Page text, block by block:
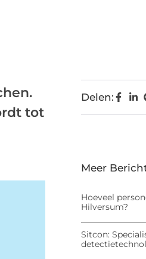
tot
Delen:
Meer
Hoeveel
Hilversum?
Sitcon: